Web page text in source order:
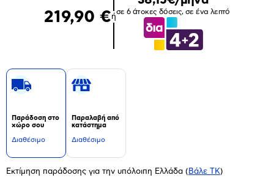
219,90 €ή
σε 6 άτοκες δόσεις, σε ένα λεπτό
Παράδοση στο
χώρο σου
Διαθέσιμο
Παραλαβή από
κατάστημα
Διαθέσιμο
Εκτίμηση παράδοσης για την υπόλοιπη Ελλάδα ( Βάλε ΤΚ)